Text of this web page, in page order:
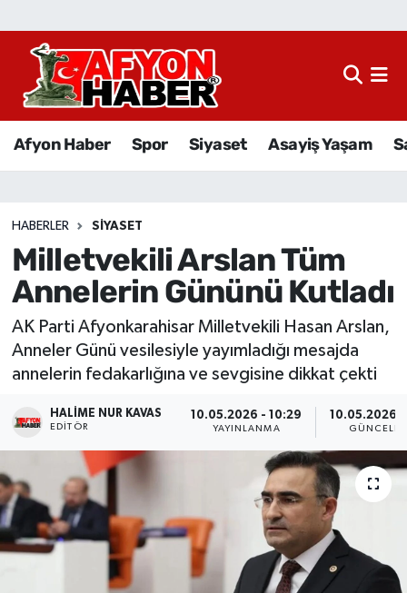
Afyon Haber Spor Siyaset Asayiş Yaşam
HABERLER SIYASET
Milletvekili Arslan Tüm
Annelerin Gününü Kutladı
AK Parti Afyonkarahisar Milletvekili Hasan Arslan,
Anneler Günü vesilesiyle yayımladığı mesajda
annelerin fedakarlığına ve sevgisine dikkat çekti
HALIME NUR KAVAS
EDITÖR
10.05.2026 - 10:29
YAYINLANMA
10.05.2026
Afyon Haber
Sağlık
Eğitim
Sivil Toplum
Etkinlikler